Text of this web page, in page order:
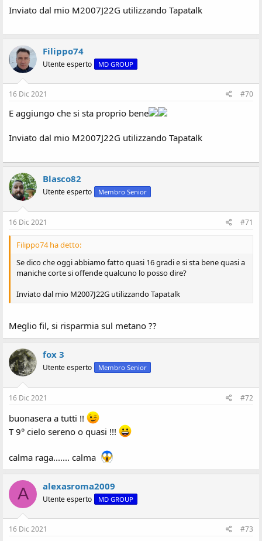
Inviato dal mio M2007J22G utilizzando Tapatalk
Filippo74
Utente esperto MD GROUP
16 Dic 2021 #70
E aggiungo che si sta proprio bene
Inviato dal mio M2007J22G utilizzando Tapatalk
Blasco82
Utente esperto Membro Senior
16 Dic 2021 #71
Filippo74 ha detto:
Se dico che oggi abbiamo fatto quasi 16 gradi e si sta bene quasi a
maniche corte si offende qualcuno lo posso dire?
Inviato dal mio M2007J22G utilizzando Tapatalk
Meglio fil, si risparmia sul metano ??
fox 3
Utente esperto Membro Senior
16 Dic 2021 #72
buonasera a tutti !!
T 9° cielo sereno o quasi !!!
calma raga....... calma
A alexasroma2009
Utente esperto MD GROUP
16 Dic 2021 #73